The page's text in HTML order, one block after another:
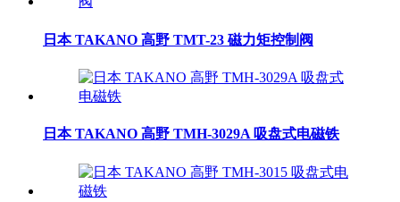
日本 TAKANO 高野 TMT-23 磁力矩控制阀
日本 TAKANO 高野 TMH-3029A 吸盘式电磁铁